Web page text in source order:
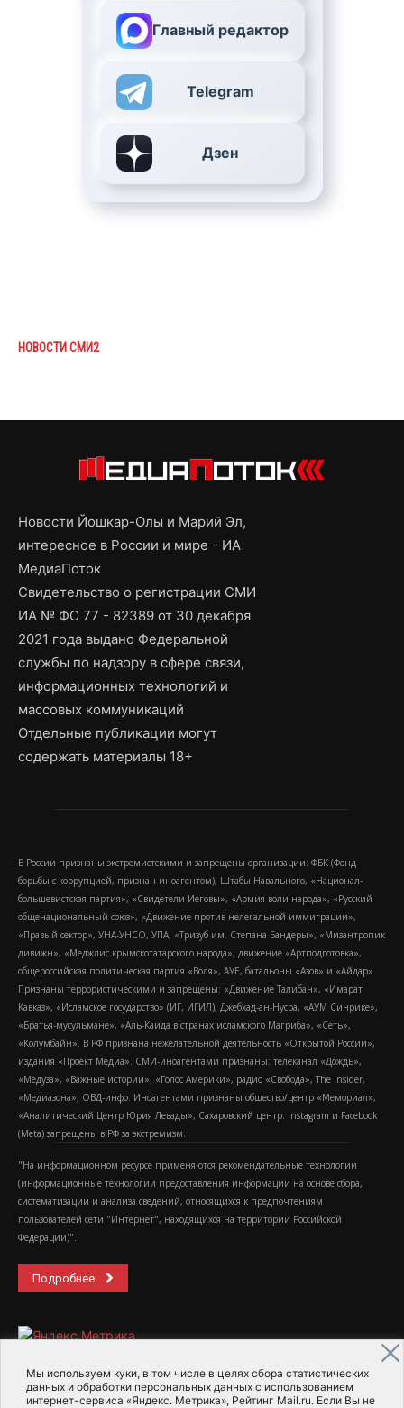
Мы используем куки, в том числе в целях сбора статистических
данных и обработки персональных данных с использованием
интернет-сервиса «Яндекс. Метрика», Рейтинг Mail.ru. Если Вы не
Главный редактор
Telegram
Дзен
НОВОСТИ СМИ2
Новости Йошкар-Олы и Марий Эл,
интересное в России и мире - ИА
МедиаПоток
Свидетельство о регистрации СМИ
ИА № ФС 77 - 82389 от 30 декабря
2021 года выдано Федеральной
службы по надзору в сфере связи,
информационных технологий и
массовых коммуникаций
Отдельные публикации могут
содержать материалы 18+
В России признаны экстремистскими и запрещены организации: ФБК (Фонд
борьбы с коррупцией, признан иноагентом), Штабы Навального, «Национал-
большевистская партия», «Свидетели Иеговы», «Армия воли народа», «Русский
общенациональный союз», «Движение против нелегальной иммиграции»,
«Правый сектор», УНА-УНСО, УПА, «Тризуб им. Степана Бандеры», «Мизантропик
дивижн», «Меджлис крымскотатарского народа», движение «Артподготовка»,
общероссийская политическая партия «Воля», АУЕ, батальоны «Азов» и «Айдар».
Признаны террористическими и запрещены: «Движение Талибан», «Имарат
Кавказ», «Исламское государство» (ИГ, ИГИЛ), Джебхад-ан-Нусра, «АУМ Синрике»,
«Братья-мусульмане», «Аль-Каида в странах исламского Магриба», «Сеть»,
«Колумбайн». В РФ признана нежелательной деятельность «Открытой России»,
издания «Проект Медиа». СМИ-иноагентами признаны: телеканал «Дождь»,
«Медуза», «Важные истории», «Голос Америки», радио «Свобода», The Insider,
«Медиазона», ОВД-инфо. Иноагентами признаны общество/центр «Мемориал»,
«Аналитический Центр Юрия Левады», Сахаровский центр. Instagram и Facebook
(Metа) запрещены в РФ за экстремизм.
"На информационном ресурсе применяются рекомендательные технологии
(информационные технологии предоставления информации на основе сбора,
систематизации и анализа сведений, относящихся к предпочтениям
пользователей сети "Интернет", находящихся на территории Российской
Федерации)".
Подробнее